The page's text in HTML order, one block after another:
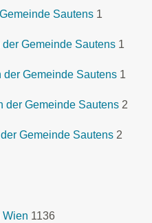
Sautens 1
Gemeinde Sautens 1
Gemeinde Sautens 1
der Gemeinde Sautens 2
Gemeinde Sautens 2
Wien 1136